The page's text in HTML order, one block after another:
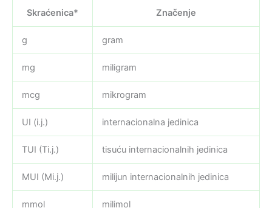
Skraćenica* Značenje
g gram
mg miligram
mcg mikrogram
UI (i.j.) internacionalna jedinica
TUI (Ti.j.) tisuću internacionalnih jedinica
MUI (Mi.j.) milijun internacionalnih jedinica
mmol milimol